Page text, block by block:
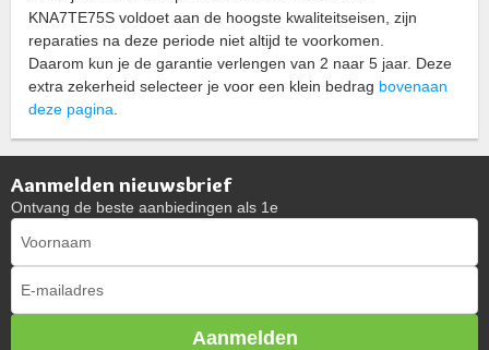
KNA7TE75S voldoet aan de hoogste kwaliteitseisen, zijn
reparaties na deze periode niet altijd te voorkomen.
Daarom kun je de garantie verlengen van 2 naar 5 jaar. Deze
extra zekerheid selecteer je voor een klein bedrag bovenaan
deze pagina
Aanmelden nieuwsbrief
Ontvang de beste aanbiedingen als 1e
Aanmelden